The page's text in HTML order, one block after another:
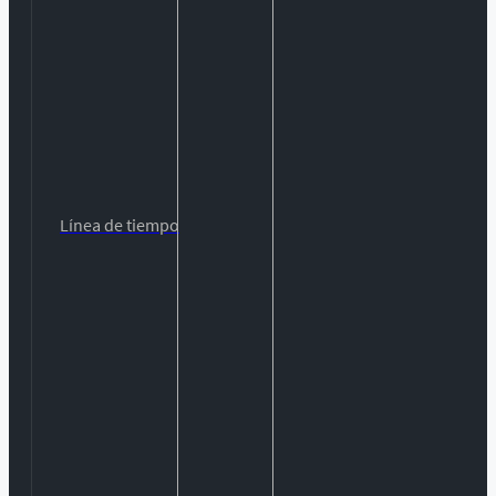
Línea de tiempo